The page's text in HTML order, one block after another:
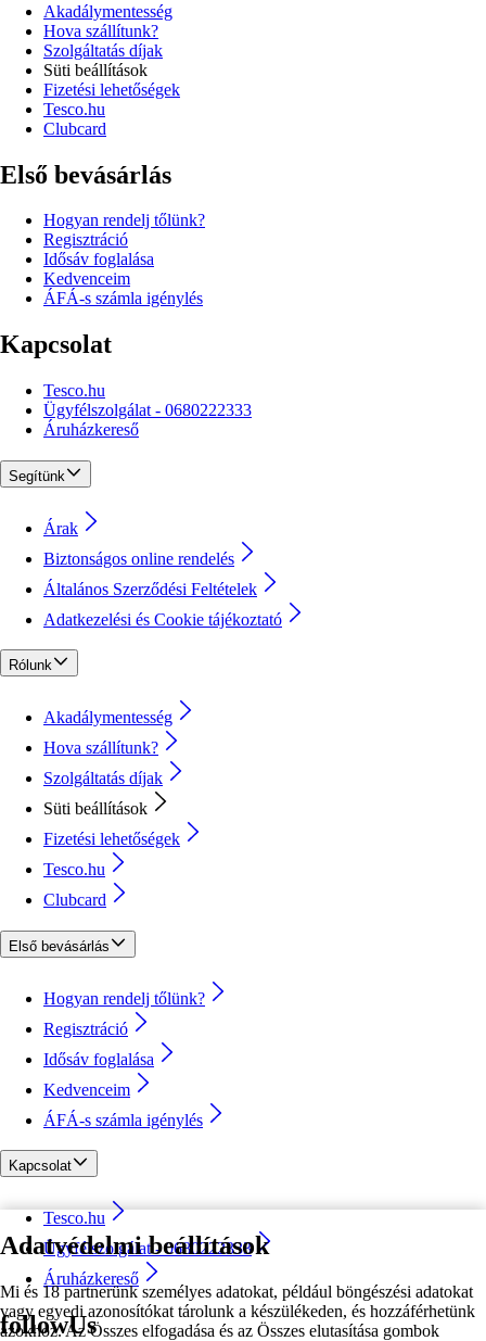
Adatvédelmi beállítások
Mi és 18 partnerünk személyes adatokat, például böngészési adatokat
vagy egyedi azonosítókat tárolunk a készülékeden, és hozzáférhetünk
azokhoz. Az Összes elfogadása és az Összes elutasítása gombok
Akadálymentesség
Hova szállítunk?
Szolgáltatás díjak
Süti beállítások
Fizetési lehetőségek
Tesco.hu
Clubcard
Első bevásárlás
Hogyan rendelj tőlünk?
Regisztráció
Idősáv foglalása
Kedvenceim
ÁFÁ-s számla igénylés
Kapcsolat
Tesco.hu
Ügyfélszolgálat - 0680222333
Áruházkereső
Segítünk
Árak
Biztonságos online rendelés
Általános Szerződési Feltételek
Adatkezelési és Cookie tájékoztató
Rólunk
Akadálymentesség
Hova szállítunk?
Szolgáltatás díjak
Süti beállítások
Fizetési lehetőségek
Tesco.hu
Clubcard
Első bevásárlás
Hogyan rendelj tőlünk?
Regisztráció
Idősáv foglalása
Kedvenceim
ÁFÁ-s számla igénylés
Kapcsolat
Tesco.hu
Ügyfélszolgálat - 0680222333
Áruházkereső
followUs